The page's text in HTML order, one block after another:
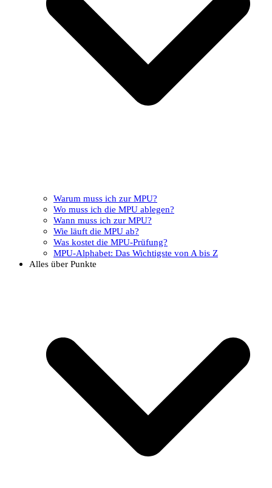
Warum muss ich zur MPU?
Wo muss ich die MPU ablegen?
Wann muss ich zur MPU?
Wie läuft die MPU ab?
Was kostet die MPU-Prüfung?
MPU-Alphabet: Das Wichtigste von A bis Z
Alles über Punkte